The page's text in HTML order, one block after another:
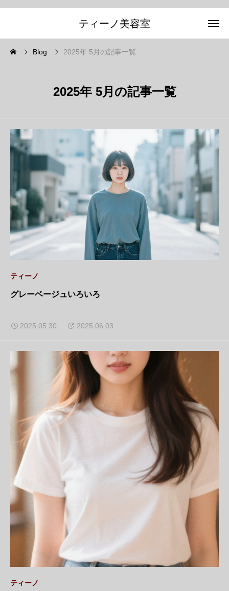
ティーノ美容室
Blog 2025年 5月の記事一覧
2025年 5月の記事一覧
ティーノ
グレーベージュいろいろ
2025.05.30 2025.06.03
ティーノ